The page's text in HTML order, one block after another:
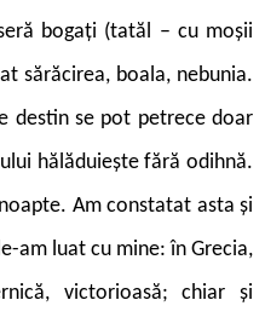
bogați (tatăl – cu moșii
sărăcirea, boala, nebunia.
destin se pot petrece doar
hălăduiește fără odihnă.
Am constatat asta și
am luat cu mine: în Grecia,
victorioasă; chiar și